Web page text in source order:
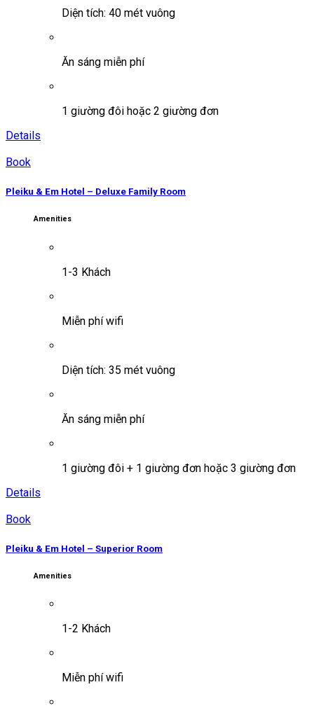
Diện tích: 40 mét vuông
Ăn sáng miễn phí
1 giường đôi hoặc 2 giường đơn
Details
Book
Pleiku & Em Hotel – Deluxe Family Room
Amenities
1-3 Khách
Miễn phí wifi
Diện tích: 35 mét vuông
Ăn sáng miễn phí
1 giường đôi + 1 giường đơn hoặc 3 giường đơn
Details
Book
Pleiku & Em Hotel – Superior Room
Amenities
1-2 Khách
Miễn phí wifi